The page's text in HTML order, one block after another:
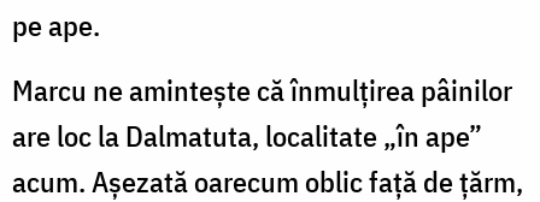
pe ape.
Marcu ne amintește că înmulțirea pâinilor
are loc la Dalmatuta, localitate „în ape”
acum. Așezată oarecum oblic față de țărm,